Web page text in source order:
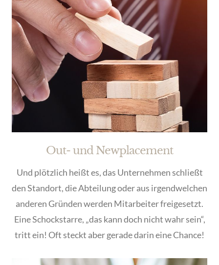
Out- und Newplacement
Und plötzlich heißt es, das Unternehmen schließt
den Standort, die Abteilung oder aus irgendwelchen
anderen Gründen werden Mitarbeiter freigesetzt.
Eine Schockstarre, „das kann doch nicht wahr sein“,
tritt ein! Oft steckt aber gerade darin eine Chance!